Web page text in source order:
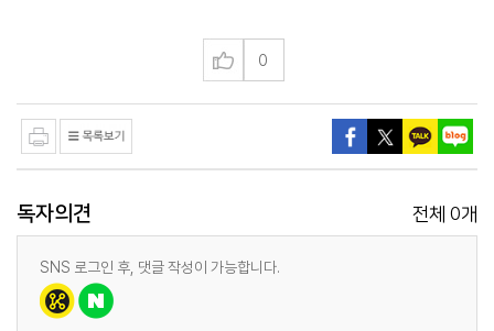
0
독자의견 전체 0개
SNS 로그인 후, 댓글 작성이 가능합니다.